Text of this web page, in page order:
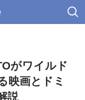
がワイルド
映画とドミ
説